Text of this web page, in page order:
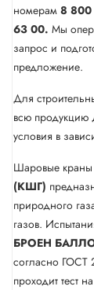
номерам 8
63 00. Мы
запрос и
предложение.
Для
всю продукцию
условия в
Шаровые краны
(КШГ)
природного
газов.
БРОЕН
согласно ГОСТ
проходит тест